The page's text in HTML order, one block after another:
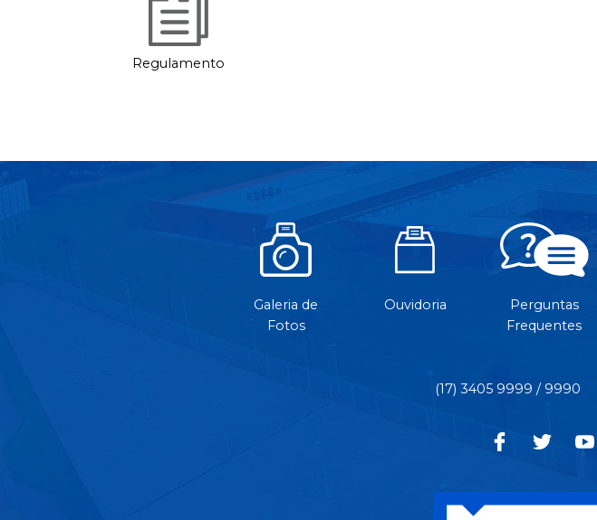
Regulamento
Galeria de
Fotos
Ouvidoria
Perguntas
Frequentes
(17) 3405 9999 / 9990